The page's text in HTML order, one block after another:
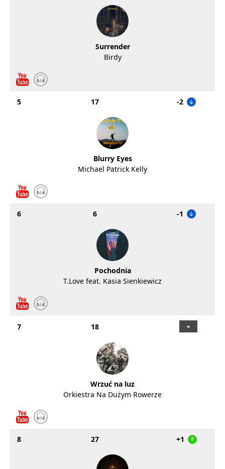
Surrender
Birdy
5 17 -2
Blurry Eyes
Michael Patrick Kelly
6 6 -1
Pochodnia
T.Love feat. Kasia Sienkiewicz
7 18
Wrzuć na luz
Orkiestra Na Dużym Rowerze
8 27 +1